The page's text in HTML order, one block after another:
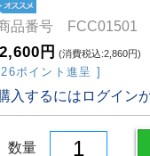
品番号 FCC01501
2,600円 (消費税込:2,860円)
ポイント進呈 ]
入するにはログイン
数量